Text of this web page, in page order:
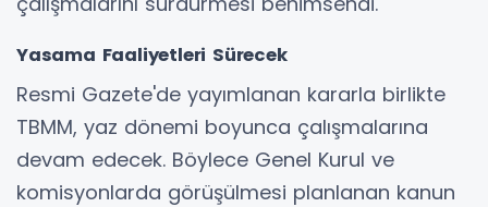
Yasama Faaliyetleri Sürecek
Resmi Gazete'de yayımlanan kararla birlikte
TBMM, yaz dönemi boyunca çalışmalarına
devam edecek. Böylece Genel Kurul ve
komisyonlarda görüşülmesi planlanan kanun